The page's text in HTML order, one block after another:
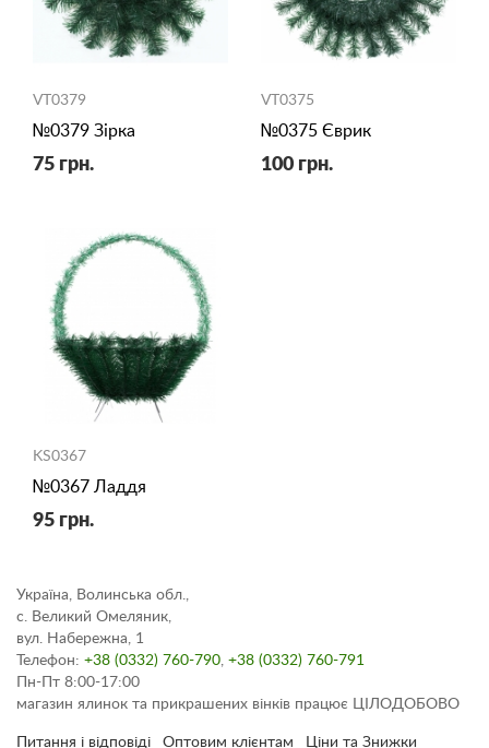
VT0379
№0379 Зірка
75 грн.
VT0375
№0375 Єврик
100 грн.
KS0367
№0367 Ладдя
95 грн.
Україна, Волинська обл.,
с. Великий Омеляник,
вул. Набережна, 1
Телефон: +38 (0332) 760-790, +38 (0332) 760-791
Пн-Пт 8:00-17:00
магазин ялинок та прикрашених вінків працює ЦІЛОДОБОВО
Питання і відповіді Оптовим клієнтам Ціни та Знижки